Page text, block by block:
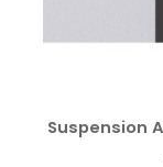
Suspension